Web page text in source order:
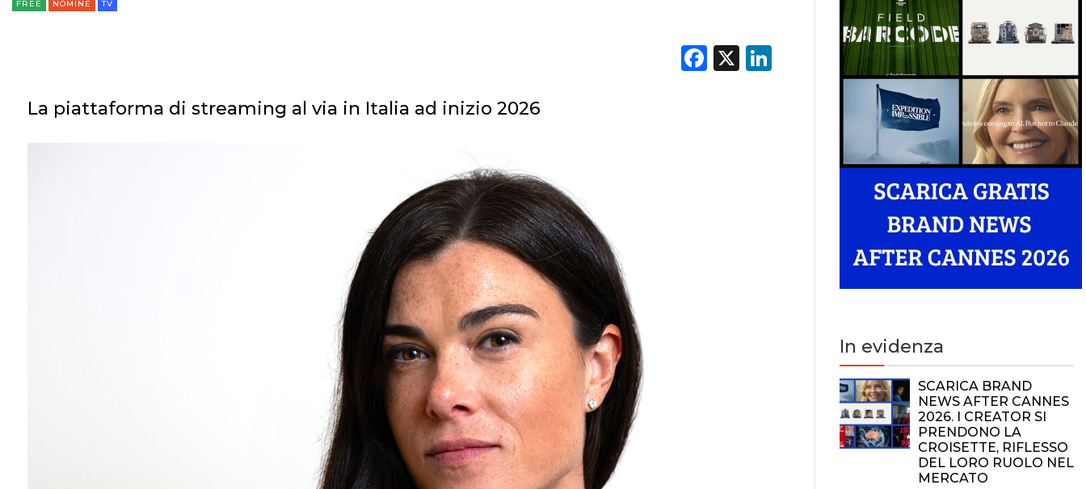
FREE NOMINE TV
Facebook
X LinkedIn
La piattaforma di streaming al via in Italia ad inizio 2026
In evidenza
SCARICA BRAND
NEWS AFTER CANNES
2026. I CREATOR SI
PRENDONO LA
CROISETTE, RIFLESSO
DEL LORO RUOLO NEL
MERCATO